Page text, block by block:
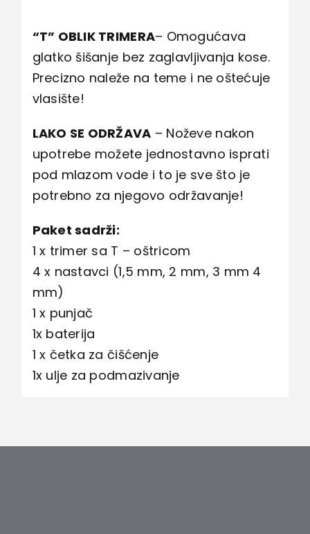
“T” OBLIK TRIMERA– Omogućava
glatko šišanje bez zaglavljivanja kose.
Precizno naleže na teme i ne oštećuje
vlasište!
LAKO SE ODRŽAVA – Noževe nakon
upotrebe možete jednostavno isprati
pod mlazom vode i to je sve što je
potrebno za njegovo održavanje!
Paket sadrži:
1 x trimer sa T – oštricom
4 x nastavci (1,5 mm, 2 mm, 3 mm 4
mm)
1 x punjač
1x baterija
1 x četka za čišćenje
1x ulje za podmazivanje